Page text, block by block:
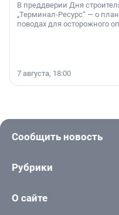
В преддверии Дня
„Терминал-Ресурс“ — о
поводах для осторожного
7 августа, 18:00
Сообщить новость
Рубрики
О сайте